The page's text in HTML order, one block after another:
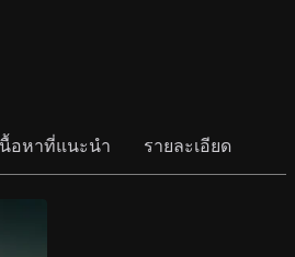
นื้อหาที่แนะนำ รายละเอียด